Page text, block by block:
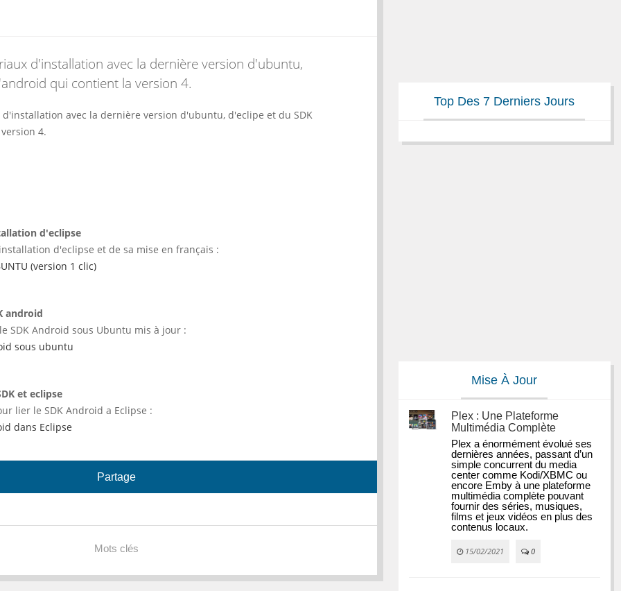
d'installation avec la dernière version d'ubuntu,
qui contient la version 4.
avec la dernière version d'ubuntu, d'eclipe et du SDK
4.
d'eclipse
d'eclipse et de sa mise en français :
(version 1 clic)
android
SDK Android sous Ubuntu mis à jour :
sous ubuntu
et eclipse
lier le SDK Android a Eclipse :
dans Eclipse
Partage
Mots clés
Top Des 7 Derniers Jours
Mise À Jour
Plex : Une Plateforme
Multimédia Complète
Plex a énormément évolué ses
dernières années, passant d’un
simple concurrent du media
center comme Kodi/XBMC ou
encore Emby à une plateforme
multimédia complète pouvant
fournir des séries, musiques,
films et jeux vidéos en plus des
contenus locaux.
15/02/2021 0